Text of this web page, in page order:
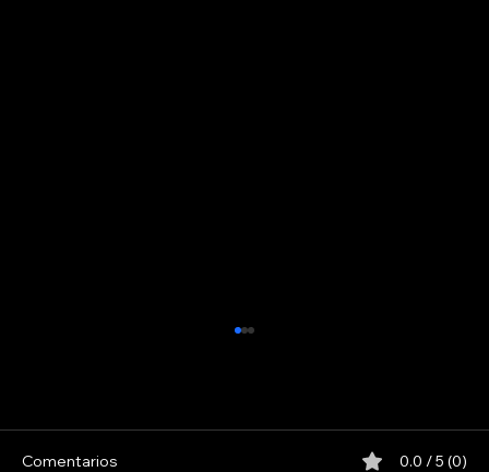
INDIO SOLARI
Comentarios 0.0 / 5 (0)